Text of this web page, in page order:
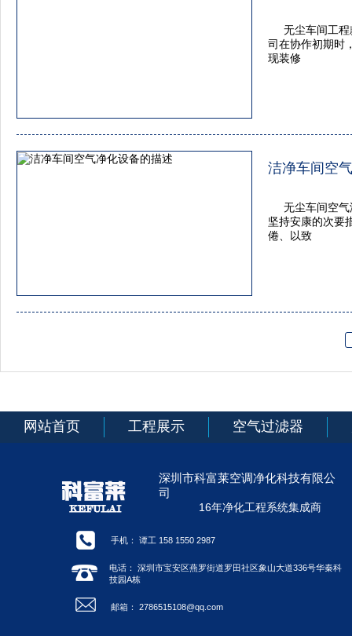
无尘车间工
司在协作初期时
现装修
洁净车间空
无尘车间空
坚持安康的次要
倦、以致
网站首页 工程展示 空气过滤器
深圳市科富莱空调净化科技有限公
司
16年净化工程系统集成商
手机： 谭工 158 1550 2987
电话： 深圳市宝安区燕罗街道罗田社区象山大道336号华秦科
技园A栋
邮箱： 2786515108@qq.com